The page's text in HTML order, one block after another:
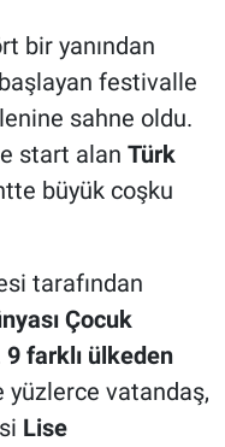
bir yanından
başlayan festivalle
sahne oldu.
start alan Türk
büyük coşku
tarafından
Çocuk
9 farklı ülkeden
vatandaş,
Lise